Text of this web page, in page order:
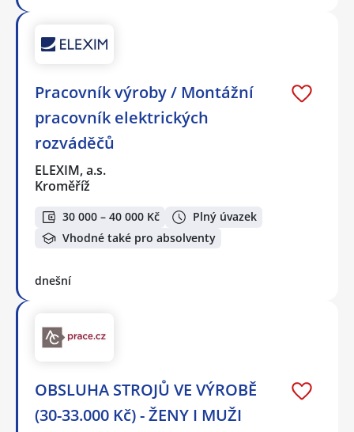
Pracovník výroby / Montážní
pracovník elektrických
rozváděčů
ELEXIM, a.s.
Kroměříž
30 000 – 40 000 Kč
Plný úvazek
Vhodné také pro absolventy
dnešní
OBSLUHA STROJŮ VE VÝROBĚ
(30-33.000 Kč) - ŽENY I MUŽI